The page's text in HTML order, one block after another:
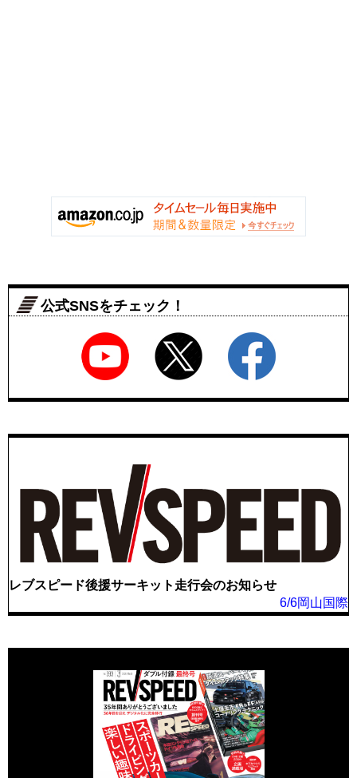
公式SNSをチェック！
レブスピード後援サーキット走行会のお知らせ
6/6岡山国際